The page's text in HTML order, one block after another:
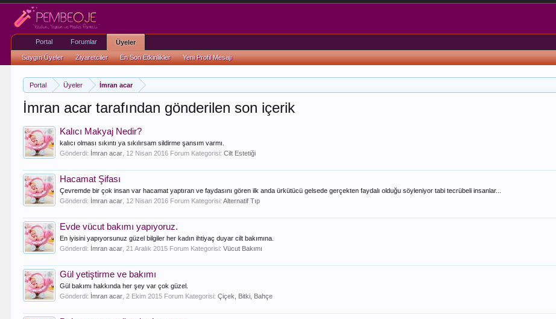
Portal Üyeler İmran acar
İmran acar tarafından gönderilen son içerik
Kalıcı Makyaj Nedir?
kalıcı olması sıkıntı ya sıkılırsam sildirme şansım varmı.
Gönderdi: İmran acar 12 Nisan 2016 Forum Kategorisi:Cilt Estetiği
Hacamat Şifası
Çevremde bir çok insan var hacamat yaptıran ve faydasını gören ilk anda ürkütücü gelsede gerçekten faydalı olduğu söyleniyor tabi tecrübeli insanlar...
Gönderdi: İmran acar 12 Nisan 2016 Forum Kategorisi:Alternatif Tıp
Evde vücut bakımı yapıyoruz.
En iyisini yapıyorsunuz güzel bilgiler her kadın ihtiyaç duyar cilt bakımına.
Gönderdi: İmran acar ,21 Aralık 2015 Forum Kategorisi:Vücut Bakımı
Gül yetiştirme ve bakımı
Gül bakımı hakkında her şey var çok güzel.
Gönderdi: İmran acar ,2 Ekim 2015 Forum Kategorisi:Çiçek, Bitki, Bahçe
Portal Forumlar Üyeler
Saygın Üyeler Ziyaretciler En Son Etkinlikler Yeni Profil Mesajı